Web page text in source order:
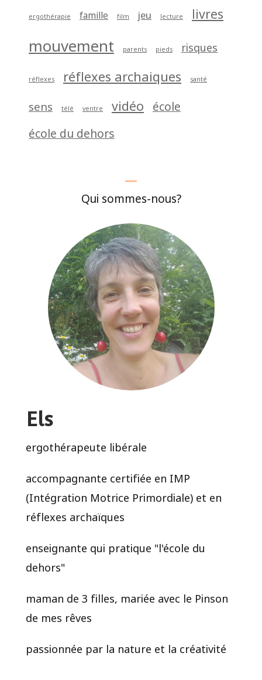
ergothérapie famille film jeu lecture livres
mouvement parents pieds risques
réflexes réflexes archaiques santé
sens télé ventre vidéo école
école du dehors
Qui sommes-nous?
Els
ergothérapeute libérale
accompagnante certifiée en IMP
(Intégration Motrice Primordiale) et en
réflexes archaïques
enseignante qui pratique "l'école du
dehors"
maman de 3 filles, mariée avec le Pinson
de mes rêves
passionnée par la nature et la créativité